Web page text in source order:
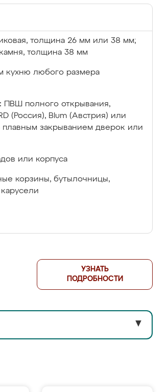
толщина 26 мм или 38 мм;
толщина 38 мм
кухню любого размера
ПВШ полного открывания,
(Россия), Blum (Австрия) или
плавным закрыванием дверок или
или корпуса
корзины, бутылочницы,
УЗНАТЬ
ПОДРОБНОСТИ
▼